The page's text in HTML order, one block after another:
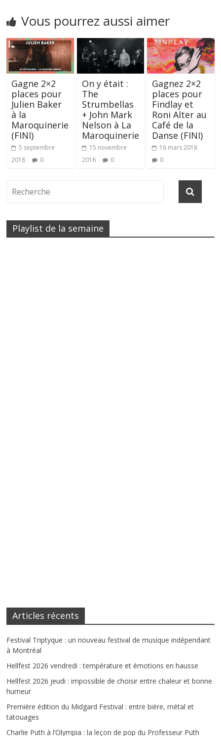
Vous pourrez aussi aimer
Gagne 2×2
places pour
Julien Baker
à la
Maroquinerie
(FINI)
5 septembre
2018
0
On y était :
The
Strumbellas
+ John Mark
Nelson à La
Maroquinerie
15 novembre
2016
0
Gagnez 2×2
places pour
Findlay et
Roni Alter au
Café de la
Danse (FINI)
16 mars 2018
0
Playlist de la semaine
Articles récents
Festival Triptyque : un nouveau festival de musique indépendant
à Montréal
Hellfest 2026 vendredi : température et émotions en hausse
Hellfest 2026 jeudi : impossible de choisir entre chaleur et bonne
humeur
Première édition du Midgard Festival : entre bière, métal et
tatouages
Charlie Puth à l’Olympia : la leçon de pop du Professeur Puth